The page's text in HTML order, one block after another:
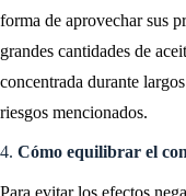
forma de aprovechar sus
grandes cantidades de
concentrada durante
riesgos mencionados.
4. Cómo equilibrar el